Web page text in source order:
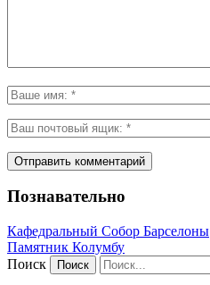
Познавательно
Кафeдрaльный Собор Барселоны
Пaмятник Колумбу
Поиск